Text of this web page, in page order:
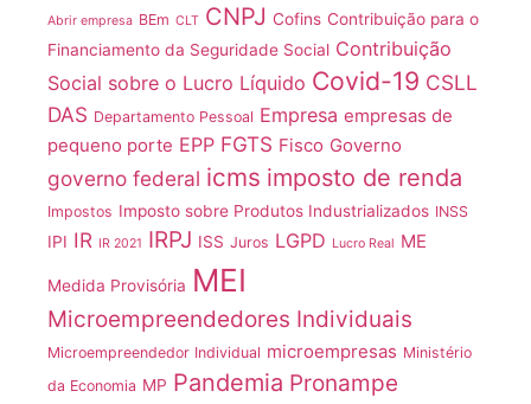
Abrir empresa BEm CLT CNPJ Cofins Contribuição para o
Financiamento da Seguridade Social Contribuição
Social sobre o Lucro Líquido Covid-19 CSLL
DAS Departamento Pessoal Empresa empresas de
pequeno porte EPP FGTS Fisco Governo
governo federal icms imposto de renda
Impostos Imposto sobre Produtos Industrializados INSS
IPI IR IR 2021 IRPJ ISS Juros LGPD Lucro Real ME
Medida Provisória MEI
Microempreendedores Individuais
Microempreendedor Individual microempresas Ministério
da Economia MP Pandemia Pronampe